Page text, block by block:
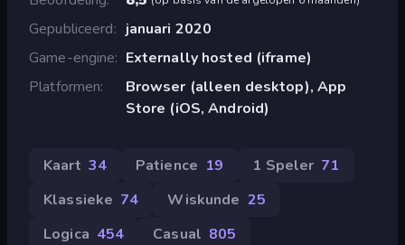
Gepubliceerd
januari 2020
Game-engine
Externally hosted (iframe)
Platformen
Browser (alleen desktop), App
Store (iOS, Android)
Kaart 34 Patience 19 1 Speler 71
Klassieke 74 Wiskunde 25
Logica 454 Casual 805